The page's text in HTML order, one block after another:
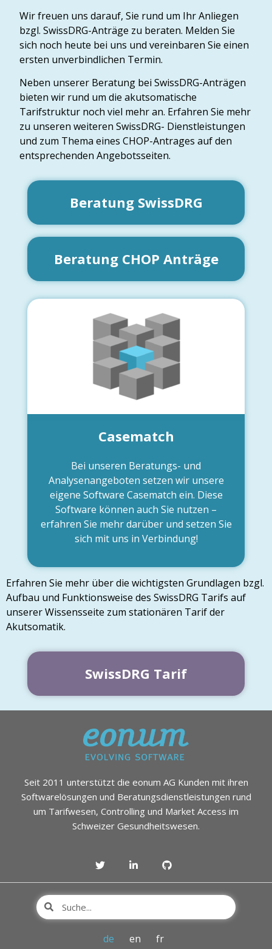
Wir freuen uns darauf, Sie rund um Ihr Anliegen
bzgl. SwissDRG-Anträge zu beraten. Melden Sie
sich noch heute bei uns und vereinbaren Sie einen
ersten unverbindlichen Termin.
Neben unserer Beratung bei SwissDRG-Anträgen
bieten wir rund um die akutsomatische
Tarifstruktur noch viel mehr an. Erfahren Sie mehr
zu unseren weiteren SwissDRG- Dienstleistungen
und zum Thema eines CHOP-Antrages auf den
entsprechenden Angebotsseiten.
Beratung SwissDRG
Beratung CHOP Anträge
Casematch
Bei unseren Beratungs- und
Analysenangeboten setzen wir unsere
eigene Software Casematch ein. Diese
Software können auch Sie nutzen –
erfahren Sie mehr darüber und setzen Sie
sich mit uns in Verbindung!
Erfahren Sie mehr über die wichtigsten Grundlagen bzgl.
Aufbau und Funktionsweise des SwissDRG Tarifs auf
unserer Wissensseite zum stationären Tarif der
Akutsomatik.
SwissDRG Tarif
Seit 2011 unterstützt die eonum AG Kunden mit ihren
Softwarelösungen und Beratungsdienstleistungen rund
um Tarifwesen, Controlling und Market Access im
Schweizer Gesundheitswesen.
de en fr